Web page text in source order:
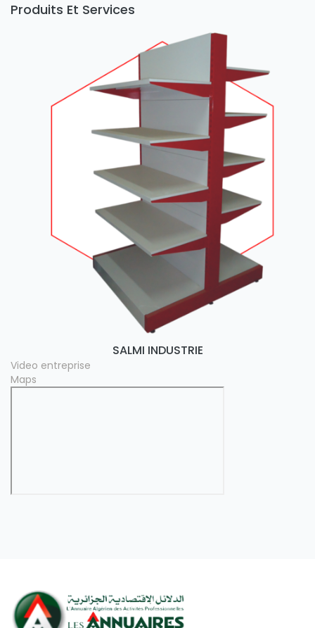
Produits Et Services
SALMI INDUSTRIE
Video entreprise
Maps